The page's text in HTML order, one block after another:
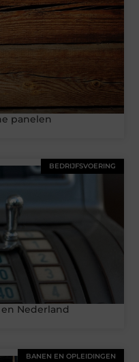
panelen
BEDRIJFSVOERING
Nederland
BANEN EN OPLEIDINGEN